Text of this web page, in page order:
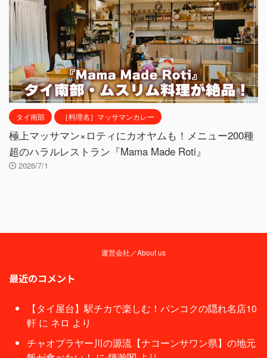
タイ南部 ［料理名］マッサマンカレー
極上マッサマン×ロティにカオヤムも！メニュー200種
超のハラルレストラン『Mama Made Roti』
2026/7/1
運営会社／About us
最近のコメント
【タイ屋台】駅チカで楽しむ！バンコクの隠れ名店10
軒 に ネロ より
チャオプラヤー川の源流【ナコーンサワン県】の地元